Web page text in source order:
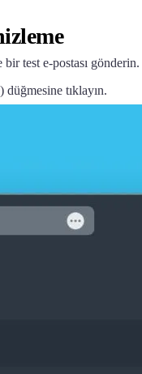
test e-postası
) düğmesine tıklayın.